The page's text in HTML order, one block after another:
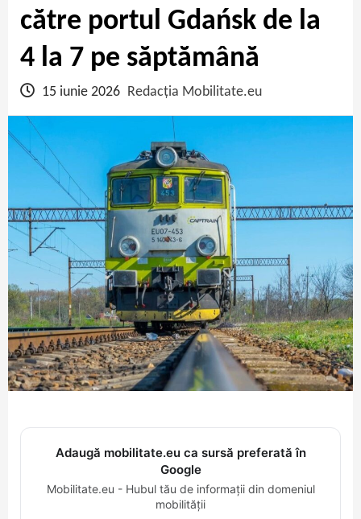
către portul Gdańsk de la
4 la 7 pe săptămână
15 iunie 2026 Redacția Mobilitate.eu
Adaugă mobilitate.eu ca sursă preferată în
Google
Mobilitate.eu - Hubul tău de informații din domeniul
mobilității